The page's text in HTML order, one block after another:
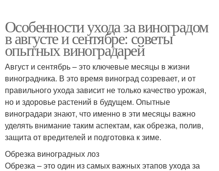
Особенности ухода за виноградом
в августе и сентябре: советы
опытных виноградарей
Август и сентябрь – это ключевые месяцы в жизни
виноградника. В это время виноград созревает, и от
правильного ухода зависит не только качество урожая,
но и здоровье растений в будущем. Опытные
виноградари знают, что именно в эти месяцы важно
уделять внимание таким аспектам, как обрезка, полив,
защита от вредителей и подготовка к зиме.
Обрезка виноградных лоз
Обрезка – это один из самых важных этапов ухода за